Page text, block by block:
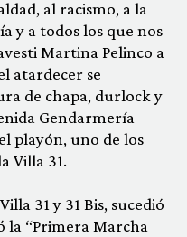
al racismo, a la
y a todos los que nos
Martina Pelinco a
atardecer se
de chapa, durlock y
Gendarmería
playón, uno de los
Villa 31.
31 y 31 Bis, sucedió
la “Primera Marcha